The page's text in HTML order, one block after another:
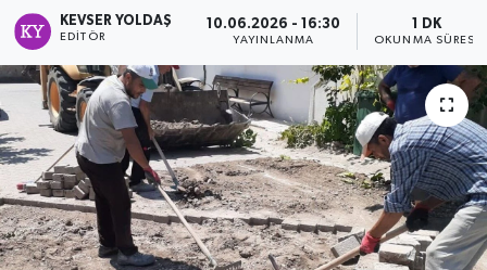
KEVSER YOLDAŞ
EDITÖR
10.06.2026 - 16:30
YAYINLANMA
1 DK
OKUNMA SÜRESI
DÜNYA
Dursunbey
Edremit
EĞİTİM
EKONOMİ